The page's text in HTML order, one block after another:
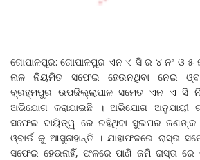
ଗୋପାଳପୁର: ଗୋପାଳପୁର ଏନ ଏ ସି ର ୪ ନଂ ଓ ୫
ନାଳ ନିୟମିତ ସଫେଇ ହେଉନଥିବା ନେଇ
ବ୍ରହ୍ମପୁର ଉପଜିଲ୍ଲାପାଳ ସମେତ ଏନ ଏ ସି
ଅଭିଯୋଗ କରାଯାଇଛି । ଅଭିଯୋଗ ଅନୁଯାୟୀ
ସଫେଇ ଦାୟିତ୍ୱ ରେ ରହିଥିବା ସୁଇପର
ଓ୍ବାର୍ଡ କୁ ଆସୁନାହାନ୍ତି । ଯାହାଫଳରେ ରାସ୍ତା
ସଫେଇ ହେଉନାହିଁ, ଫଳରେ ପାଣି ଜମି ରାସ୍ତା ରେ